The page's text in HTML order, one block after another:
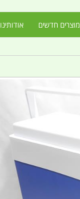
מוצרים חדשים אודותינו